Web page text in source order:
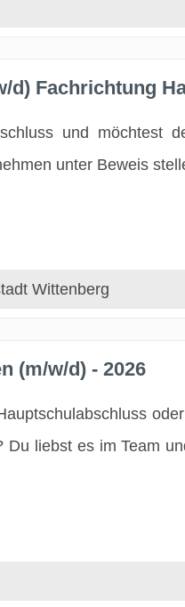
Fachrichtung
und möchtest
unter Beweis
Wittenberg
(m/w/d) - 2026
Du liebst es im Team